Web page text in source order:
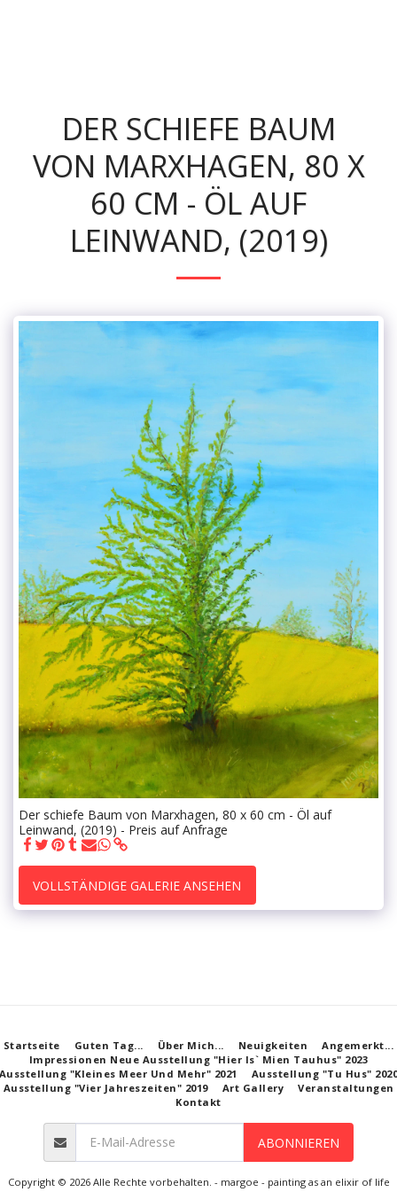
DER SCHIEFE BAUM
VON MARXHAGEN, 80 X
60 CM - ÖL AUF
LEINWAND, (2019)
Der schiefe Baum von Marxhagen, 80 x 60 cm - Öl auf
Leinwand, (2019) - Preis auf Anfrage
VOLLSTÄNDIGE GALERIE ANSEHEN
Startseite Guten Tag... Über Mich... Neuigkeiten
Angemerkt...
Impressionen Neue Ausstellung "Hier Is` Mien Tauhus" 2023
"Kleines Meer Und Mehr" 2021
Ausstellung "Tu Hus"
Ausstellung "Vier Jahreszeiten" 2019
Art Gallery
Veranstaltungen
Kontakt
ABONNIEREN
Copyright © 2026 Alle Rechte vorbehalten. - margoe - painting as an elixir of life